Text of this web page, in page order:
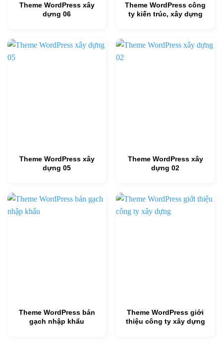
Theme WordPress xây
dựng 06
Theme WordPress công
ty kiến trúc, xây dựng
Theme WordPress xây
dựng 05
Theme WordPress xây
dựng 02
Theme WordPress bán
gạch nhập khẩu
Theme WordPress giới
thiệu công ty xây dựng